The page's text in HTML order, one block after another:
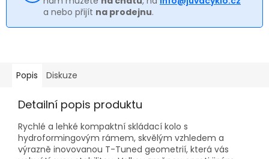
a nebo přijít na prodejnu.
Popis Diskuze
Detailní popis produktu
Rychlé a lehké kompaktní skládací kolo s
hydroformingovým rámem, skvělým vzhledem a
výrazně inovovanou T-Tuned geometrií, která vás